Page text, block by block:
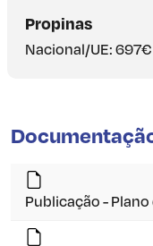
Propinas
Nacional/UE:
Publicação -